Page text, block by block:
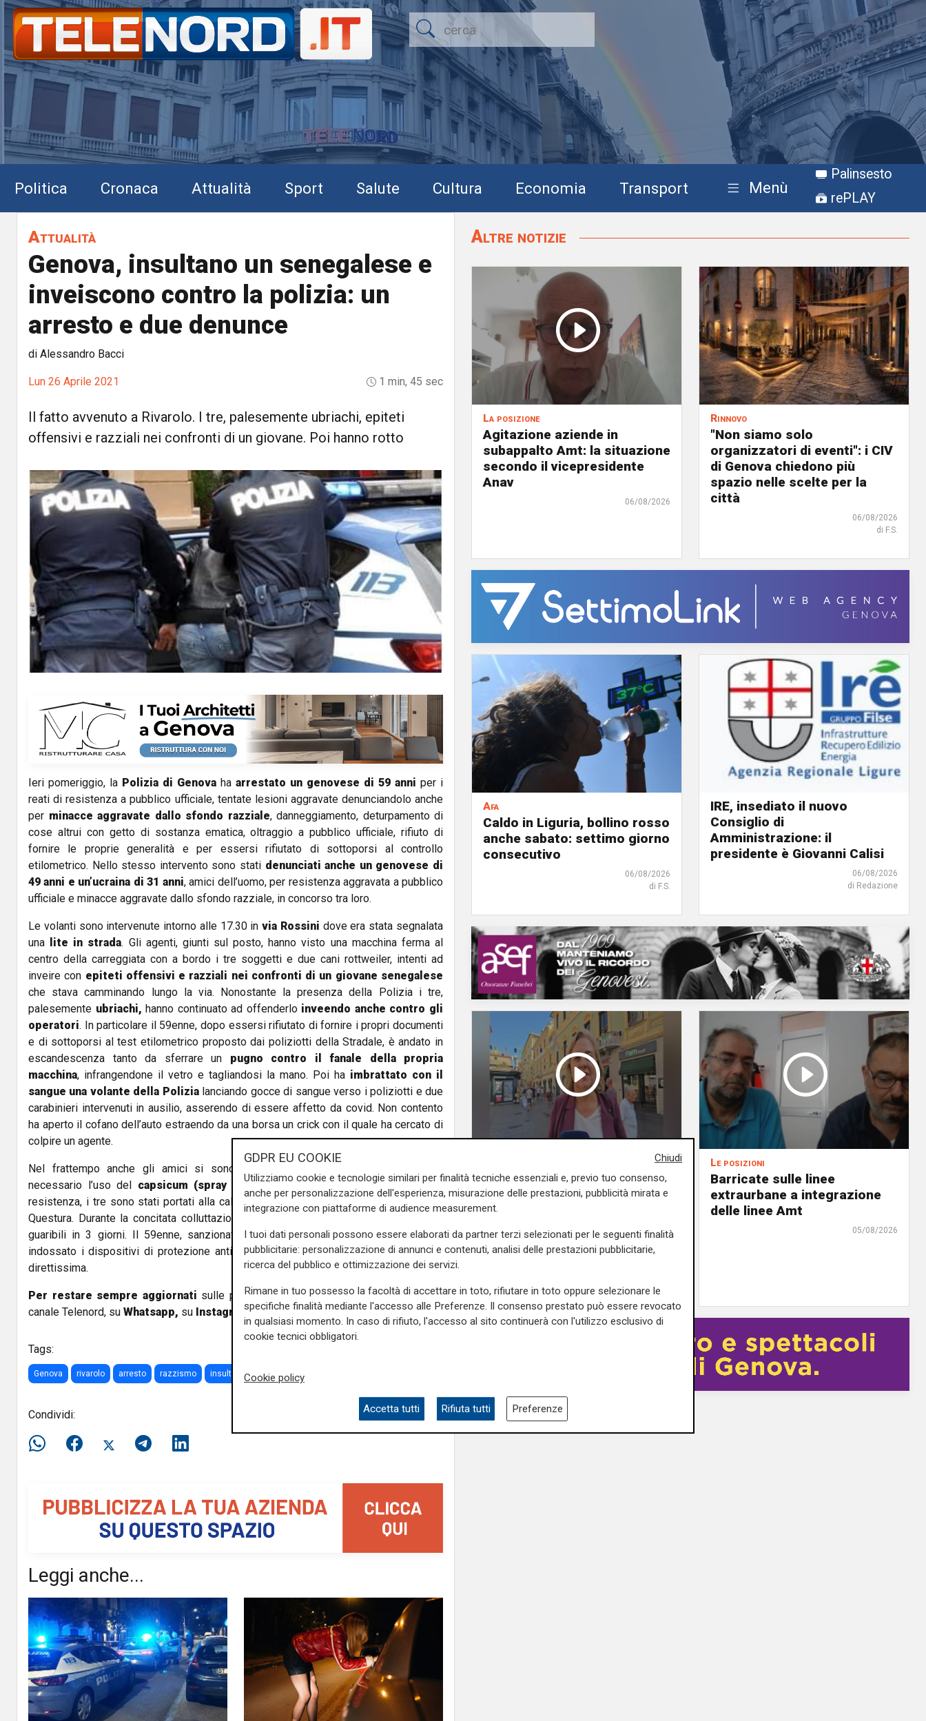
Politica Cronaca Attualità Sport Salute Cultura Economia Transport Menù
Palinsesto
rePLAY
Attualità
Genova, insultano un senegalese e
inveiscono contro la polizia: un
arresto e due denunce
di Alessandro Bacci
Lun 26 Aprile 2021 1 min, 45 sec
Il fatto avvenuto a Rivarolo. I tre, palesemente ubriachi, epiteti
offensivi e razziali nei confronti di un giovane. Poi hanno rotto
Ieri pomeriggio, la Polizia di Genova ha arrestato un genovese di 59 anni per i
reati di resistenza a pubblico ufficiale, tentate lesioni aggravate denunciandolo anche
per minacce aggravate dallo sfondo razziale, danneggiamento, deturpamento di
cose altrui con getto di sostanza ematica, oltraggio a pubblico ufficiale, rifiuto di
fornire le proprie generalità e per essersi rifiutato di sottoporsi al controllo
etilometrico. Nello stesso intervento sono stati denunciati anche un genovese di
49 anni e un’ucraina di 31 anni, amici dell’uomo, per resistenza aggravata a pubblico
ufficiale e minacce aggravate dallo sfondo razziale, in concorso tra loro.
Le volanti sono intervenute intorno alle 17.30 invia Rossini dove era stata segnalata
una lite in strada. Gli agenti, giunti sul posto, hanno visto una macchina ferma al
centro della carreggiata con a bordo i tre soggetti e due cani rottweiler, intenti ad
inveire con epiteti offensivi e razziali nei confronti di un giovane senegalese
che stava camminando lungo la via. Nonostante la presenza della Polizia i tre,
palesemente ubriachi, hanno continuato ad offenderlo inveendo anche contro gli
operatori. In particolare il 59enne, dopo essersi rifiutato di fornire i propri documenti
e di sottoporsi al test etilometrico proposto dai poliziotti della Stradale, è andato in
escandescenza tanto da sferrare un pugno contro il fanale della propria
macchina, infrangendone il vetro e tagliandosi la mano. Poi ha imbrattato con il
sangue una volante della Polizialanciando gocce di sangue verso i poliziotti e due
carabinieri intervenuti in ausilio, asserendo di essere affetto da covid. Non contento
ha aperto il cofano dell’auto estraendo da una borsa un crick con il quale ha cercato di
colpire un agente.
Nel frattempo anche gli amici si sono scagliati contro gli operatori rendendo
necessario l’uso del capsicum (spray al peperoncino).Nonostante la violenta
resistenza, i tre sono stati portati alla calma ed accompagnati presso gli uffici della
Questura. Durante la concitata colluttazione un agente ha riportato lesioni giudicate
guaribili in 3 giorni. Il 59enne, sanzionato anche per ubriachezza e per non aver
indossato i dispositivi di protezione anticovid, sarà processato questa mattina per
direttissima.
Per restare sempre aggiornati sulle principali notizie sulla Liguria seguiteci sul
canale Telenord, su Whatsapp, su Instagram,suYoutubee suFacebook.
Tags:
Genova rivarolo arresto razzismo insulti senegalese
Condividi:
Leggi anche...
Altre notizie
La posizione
Agitazione aziende in
subappalto Amt: la situazione
secondo il vicepresidente
Anav
06/08/2026
Rinnovo
"Non siamo solo
organizzatori di eventi": i CIV
di Genova chiedono più
spazio nelle scelte per la
città
06/08/2026
di F.S.
Afa
Caldo in Liguria, bollino rosso
anche sabato: settimo giorno
consecutivo
06/08/2026
di F.S.
IRE, insediato il nuovo
Consiglio di
Amministrazione: il
presidente è Giovanni Calisi
06/08/2026
di Redazione
Ass. Viscogliosi a Telenord:
"A Puntavagno un'area cani al
posto di Mondobimbo 2. La
pizzeria verrà abbattuta,
ampia area si affaccerà su
skate park"
Le posizioni
Barricate sulle linee
extraurbane a integrazione
delle linee Amt
05/08/2026
Chiudi
GDPR EU COOKIE
Utilizziamo cookie e tecnologie similari per finalità tecniche essenziali e, previo tuo consenso,
anche per personalizzazione dell'esperienza, misurazione delle prestazioni, pubblicità mirata e
integrazione con piattaforme di audience measurement.
I tuoi dati personali possono essere elaborati da partner terzi selezionati per le seguenti finalità
pubblicitarie: personalizzazione di annunci e contenuti, analisi delle prestazioni pubblicitarie,
ricerca del pubblico e ottimizzazione dei servizi.
Rimane in tuo possesso la facoltà di accettare in toto, rifiutare in toto oppure selezionare le
specifiche finalità mediante l'accesso alle Preferenze. Il consenso prestato può essere revocato
in qualsiasi momento. In caso di rifiuto, l'accesso al sito continuerà con l'utilizzo esclusivo di
cookie tecnici obbligatori.
Cookie policy
Accetta tutti Rifiuta tutti Preferenze